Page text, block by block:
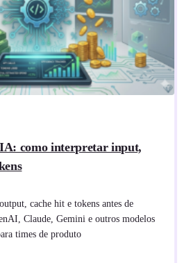
como interpretar input,
cache hit e tokens antes de
Claude, Gemini e outros modelos
times de produto